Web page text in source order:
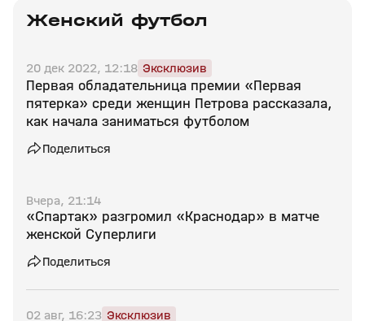
Женский футбол
20 дек 2022, 12:18 Эксклюзив
Первая обладательница премии «Первая
пятерка» среди женщин Петрова рассказала,
как начала заниматься футболом
Поделиться
Вчера, 21:14
«Спартак» разгромил «Краснодар» в матче
женской Суперлиги
Поделиться
02 авг, 16:23 Эксклюзив